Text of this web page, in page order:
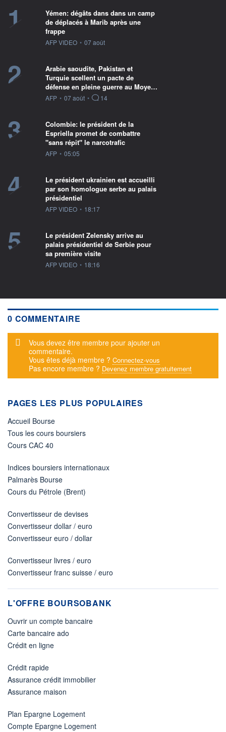
1
Yémen: dégâts dans dans un camp
de déplacés à Marib après une
frappe
information fournie par
AFP VIDEO • 07 août
2
Arabie saoudite, Pakistan et
Turquie scellent un pacte de
défense en pleine guerre au Moye…
information fournie par
AFP • 07 août • 14
3
Colombie: le président de la
Espriella promet de combattre
"sans répit" le narcotrafic
information fournie par
AFP • 05:05
4
Le président ukrainien est accueilli
par son homologue serbe au palais
présidentiel
information fournie par
AFP VIDEO • 18:17
5
Le président Zelensky arrive au
palais présidentiel de Serbie pour
sa première visite
information fournie par
AFP VIDEO • 18:16
0 COMMENTAIRE
Message d'alerte
Vous devez être membre pour ajouter un
commentaire.
Vous êtes déjà membre ? Connectez-vous
Pas encore membre ? Devenez membre gratuitement
PAGES LES PLUS POPULAIRES
Accueil Bourse
Tous les cours boursiers
Cours CAC 40
Indices boursiers internationaux
Palmarès Bourse
Cours du Pétrole (Brent)
Convertisseur de devises
Convertisseur dollar / euro
Convertisseur euro / dollar
Convertisseur livres / euro
Convertisseur franc suisse / euro
L'OFFRE BOURSOBANK
Ouvrir un compte bancaire
Carte bancaire ado
Crédit en ligne
Crédit rapide
Assurance crédit immobilier
Assurance maison
Plan Epargne Logement
Compte Epargne Logement